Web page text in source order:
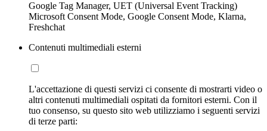
Google Tag Manager, UET (Universal Event Tracking)
Microsoft Consent Mode, Google Consent Mode, Klarna,
Freshchat
Contenuti multimediali esterni
L'accettazione di questi servizi ci consente di mostrarti video o
altri contenuti multimediali ospitati da fornitori esterni. Con il
tuo consenso, su questo sito web utilizziamo i seguenti servizi
di terze parti: